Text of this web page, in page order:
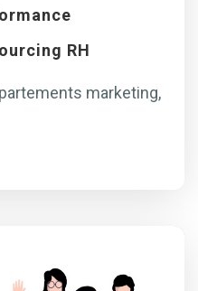
RH
marketing,